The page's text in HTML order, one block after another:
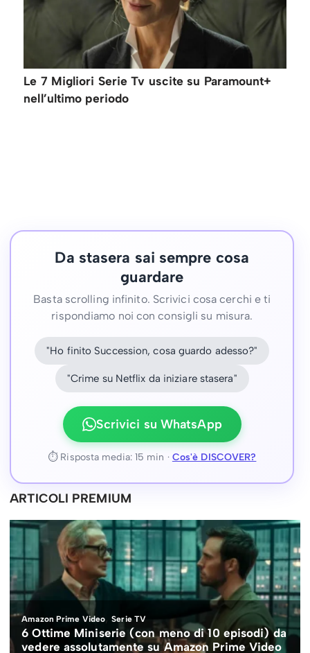
Le 7 Migliori Serie Tv uscite su Paramount+
nell’ultimo periodo
Da stasera sai sempre cosa
guardare
Basta scrolling infinito. Scrivici cosa cerchi e ti
rispondiamo noi con consigli su misura.
"Ho finito Succession, cosa guardo adesso?"
"Crime su Netflix da iniziare stasera"
Scrivici su WhatsApp
⏱ Risposta media: 15 min · Cos'è DISCOVER?
ARTICOLI PREMIUM